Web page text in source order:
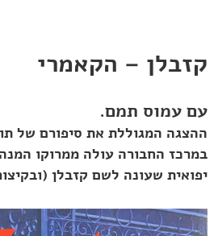
קזבלן – הקאמרי
עם עמוס תמם.
ההצגה המגוללת את סיפורם של
במרכז החבורה עולה ממרוקו
יפואית שעונה לשם קזבלן